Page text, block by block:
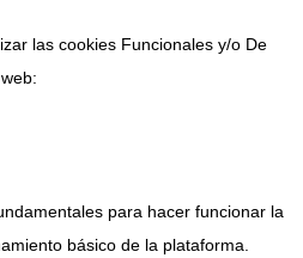
las cookies Funcionales y/o De
para hacer funcionar la
básico de la plataforma.